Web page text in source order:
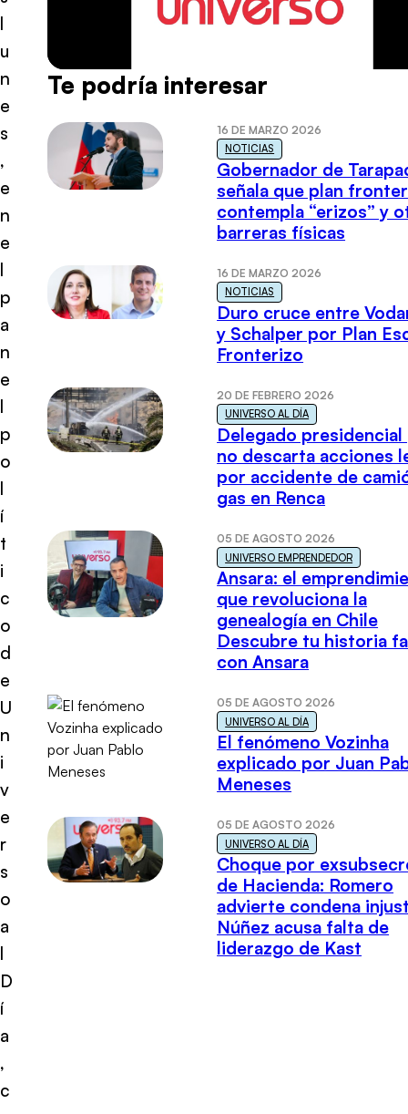
l
u
n
e
s
,
e
n
e
l
p
a
n
e
l
p
o
l
í
t
i
c
o
d
e
U
n
i
v
e
r
s
o
a
l
D
í
a
,
c
Te podría interesar
16 DE MARZO 2026
NOTICIAS
Gobernador de
señala que plan
contempla “erizos” y
barreras físicas
16 DE MARZO 2026
NOTICIAS
Duro cruce entre
y Schalper por Plan
Fronterizo
20 DE FEBRERO 2026
UNIVERSO AL DÍA
Delegado presidencial
no descarta acciones
por accidente de
gas en Renca
05 DE AGOSTO 2026
UNIVERSO EMPRENDEDOR
Ansara: el
que revoluciona la
genealogía en Chile
Descubre tu historia
con Ansara
05 DE AGOSTO 2026
UNIVERSO AL DÍA
El fenómeno Vozinha
explicado por Juan
Meneses
05 DE AGOSTO 2026
UNIVERSO AL DÍA
Choque por
de Hacienda: Romero
advierte condena
Núñez acusa falta de
liderazgo de Kast